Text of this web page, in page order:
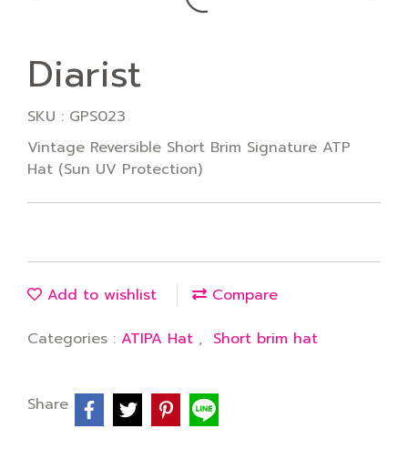
Diarist
SKU : GPS023
Vintage Reversible Short Brim Signature ATP
Hat (Sun UV Protection)
Add to wishlist
Compare
Categories : ATIPA Hat , Short brim hat
Share